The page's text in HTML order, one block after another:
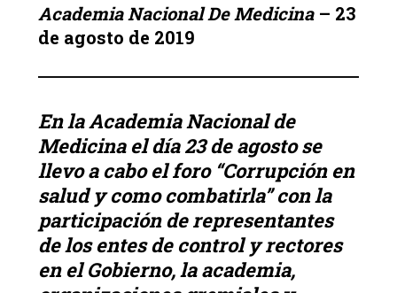
Academia Nacional De Medicina – 23
de agosto de 2019
En la Academia Nacional de
Medicina el día 23 de agosto se
llevo a cabo el foro “Corrupción en
salud y como combatirla” con la
participación de representantes
de los entes de control y rectores
en el Gobierno, la academia,